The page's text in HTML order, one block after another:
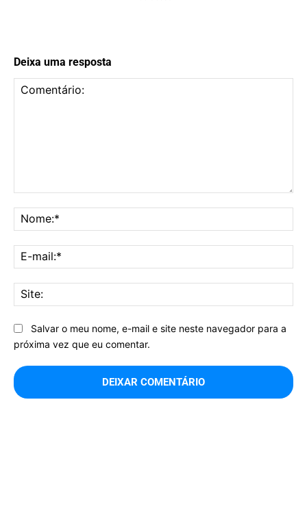
Deixa uma resposta
Salvar o meu nome, e-mail e site neste navegador para a
próxima vez que eu comentar.